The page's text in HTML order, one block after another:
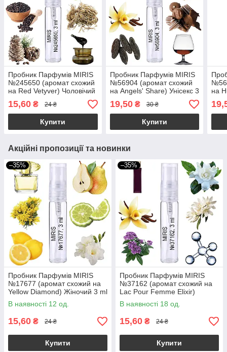
Пробник Парфумів MIRIS
№245650 (аромат схожий
на Red Vetyver) Чоловічий
3 ml
15,60 ₴ 24 ₴
Купити
Пробник Парфумів MIRIS
№56904 (аромат схожий
на Angels' Share) Унісекс 3
ml
19,50₴ 30 ₴
Купити
на
Акційні пропозиції та новинки
–35%
Пробник Парфумів MIRIS
№17677 (аромат схожий на
Yellow Diamond) Жіночий 3 ml
В наявності 12 од.
15,60 ₴ 24 ₴
Купити
–35%
Пробник Парфумів MIRIS
№37162 (аромат схожий на
Lac Pour Femme Elixir)
Жіночий 3 ml
В наявності 18 од.
15,60 ₴ 24 ₴
Купити